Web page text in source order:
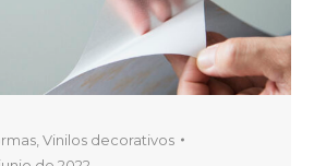
Vinilos decorativos